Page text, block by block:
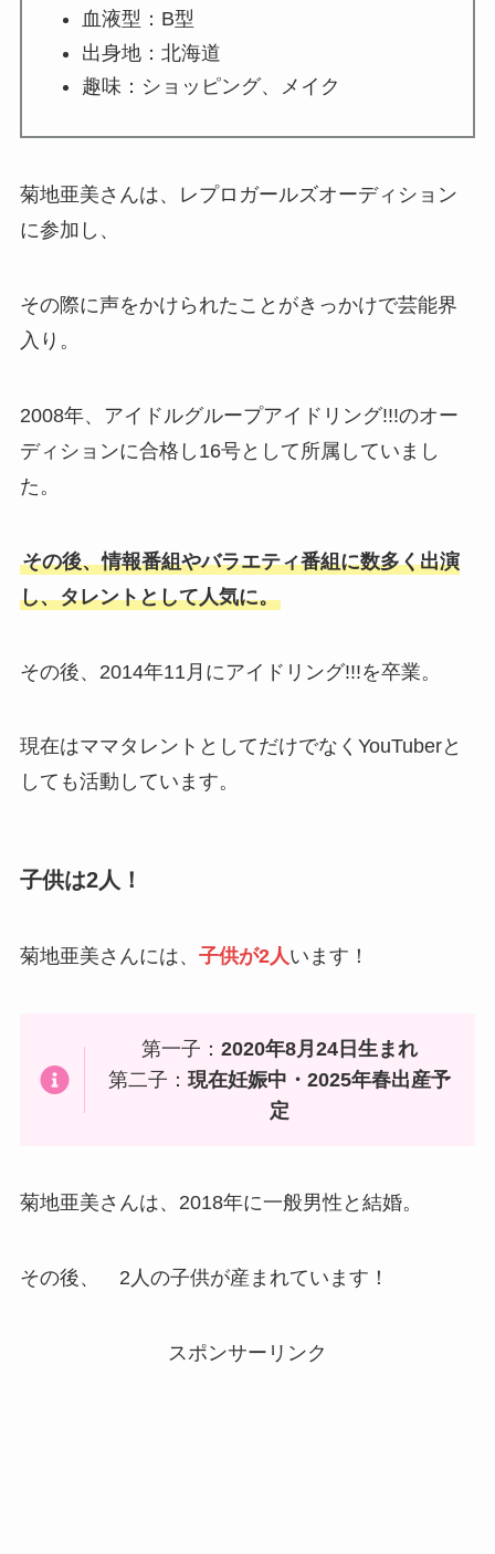
血液型：B型
出身地：北海道
趣味：ショッピング、メイク
菊地亜美さんは、レプロガールズオーディション
に参加し、
その際に声をかけられたことがきっかけで芸能界
入り。
2008年、アイドルグループアイドリング!!!のオー
ディションに合格し16号として所属していまし
た。
その後、情報番組やバラエティ番組に数多く出演
し、タレントとして人気に。
その後、2014年11月にアイドリング!!!を卒業。
現在はママタレントとしてだけでなくYouTuberと
しても活動しています。
子供は2人！
菊地亜美さんには、 子供が2人います！
第一子：2020年8月24日生まれ
第二子：現在妊娠中・2025年春出産予
定
菊地亜美さんは、2018年に一般男性と結婚。
その後、 2人の子供が産まれています！
スポンサーリンク